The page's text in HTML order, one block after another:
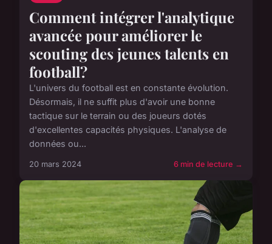
Comment intégrer l'analytique
avancée pour améliorer le
scouting des jeunes talents en
football?
L'univers du football est en constante évolution.
Désormais, il ne suffit plus d'avoir une bonne
tactique sur le terrain ou des joueurs dotés
d'excellentes capacités physiques. L'analyse de
données ou...
20 mars 2024 6 min de lecture →